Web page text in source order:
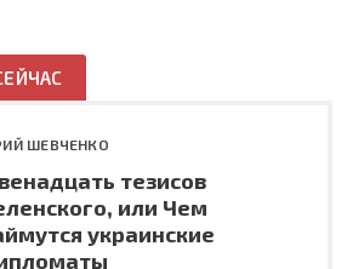
ШЕВЧЕНКО
тезисов
или Чем
украинские